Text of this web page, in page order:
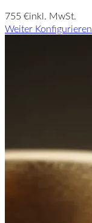
755 €inkl. MwSt.
Weiter Konfigurieren